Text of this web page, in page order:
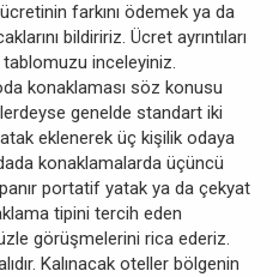
farkını ödemek ya da
bildiririz. Ücret ayrıntıları
inceleyiniz.
konaklaması söz konusu
genelde standart iki
eklenerek üç kişilik odaya
konaklamalarda üçüncü
portatif yatak ya da çekyat
tipini tercih eden
görüşmelerini rica ederiz.
Kalınacak oteller bölgenin